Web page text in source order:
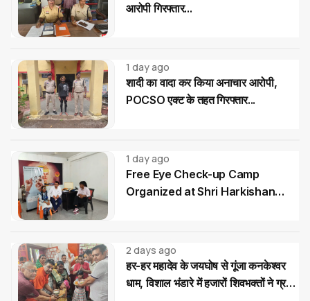
आरोपी गिरफ्तार...
1 day ago
शादी का वादा कर किया अनाचार आरोपी,
POCSO एक्ट के तहत गिरफ्तार...
1 day ago
Free Eye Check-up Camp
Organized at Shri Harkishan
2 days ago
हर-हर महादेव के जयघोष से गूंजा कनकेश्वर
धाम, विशाल भंडारे में हजारों शिवभक्तों ने ग्रहण